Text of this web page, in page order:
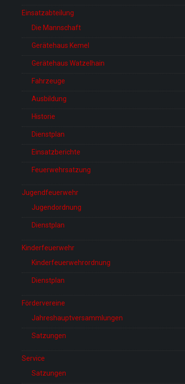
Einsatzabteilung
Die Mannschaft
Gerätehaus Kemel
Gerätehaus Watzelhain
Fahrzeuge
Ausbildung
Historie
Dienstplan
Einsatzberichte
Feuerwehrsatzung
Jugendfeuerwehr
Jugendordnung
Dienstplan
Kinderfeuerwehr
Kinderfeuerwehrordnung
Dienstplan
Fördervereine
Jahreshauptversammlungen
Satzungen
Service
Satzungen